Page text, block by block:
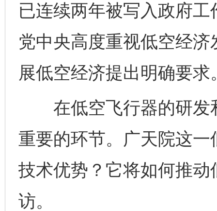
已连续两年被写入政府
党中央高度重视低空经
展低空经济提出明确要求
在低空飞行器的研发
重要的环节。广天院这
技术优势？它将如何推
访。